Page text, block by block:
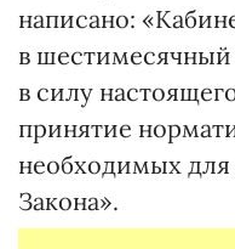
написано:
в шестимесячный
в силу
принятие
необходимых для
Закона».